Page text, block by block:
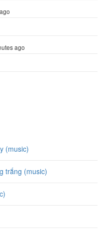
ago
(music)
trắng (music)